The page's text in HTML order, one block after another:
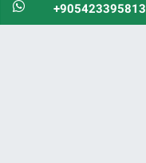
+905423395813